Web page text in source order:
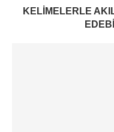
KELIMELERLE